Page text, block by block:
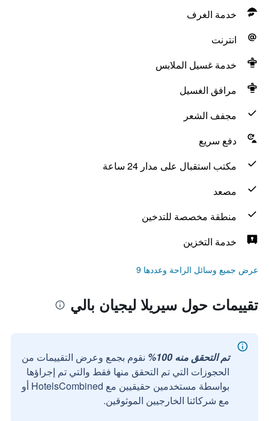
خدمة الغرف
انترنت
خدمة غسيل الملابس
مرافق الغسيل
مجفف الشعر
دفع سريع
مكتب استقبال على مدار 24 ساعة
مصعد
منطقة مخصصة للتدخين
خدمة التخزين
عرض جميع وسائل الراحة وعددها 9
تقييمات حول سيريلا ليجيان بالي
تم التحقق منه 100%
نقوم بجمع وعرض التقييمات من
الحجوزات التي تم التحقق منها فقط والتي تم إجراؤها
بواسطة مستخدمين حقيقيين مع HotelsCombined أو
مع شركائنا الخارجيين الموثوقين.